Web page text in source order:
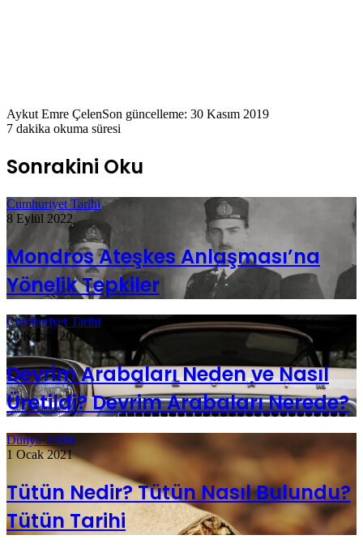
Aykut Emre ÇelenSon güncelleme: 30 Kasım 2019
7 dakika okuma süresi
Sonrakini Oku
Cumhuriyet Tarihi
8 Eylül 2022
Mondros Ateşkes Anlaşması’na
Yönelik Tepkiler
Cumhuriyet Tarihi
29 Kasım 2019
Devrim Arabaları Neden ve Nasıl
Üretildi? Devrim Arabaları Nerede?
Dünya Tarihi
1 Ocak 2021
Tütün Nedir? Tütün Nasıl Bulundu?
Tütün Tarihi